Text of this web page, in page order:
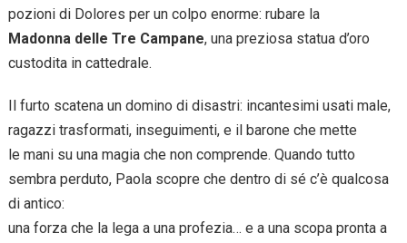
pozioni di Dolores per un colpo enorme: rubare la
Madonna delle Tre Campane, una preziosa statua d’oro
custodita in cattedrale.
Il furto scatena un domino di disastri: incantesimi usati male,
ragazzi trasformati, inseguimenti, e il barone che mette
le mani su una magia che non comprende. Quando tutto
sembra perduto, Paola scopre che dentro di sé c’è qualcosa
di antico:
una forza che la lega a una profezia… e a una scopa pronta a